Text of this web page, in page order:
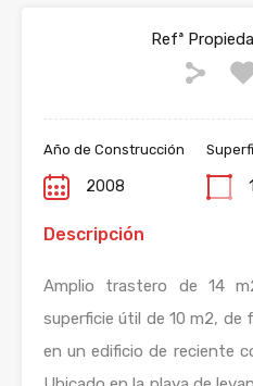
Refª
Año de Construcción
2008
Descripción
Amplio trastero de 14
superficie útil de 10 m2, de
en un edificio de reciente